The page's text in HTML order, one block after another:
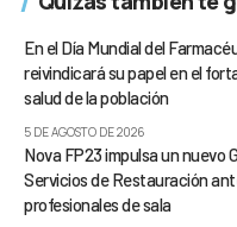
En el Día Mundial del
reivindicará su papel en el
salud de la población
5 DE AGOSTO DE 2026
Nova FP23 impulsa un nuevo
Servicios de Restauración
profesionales de sala